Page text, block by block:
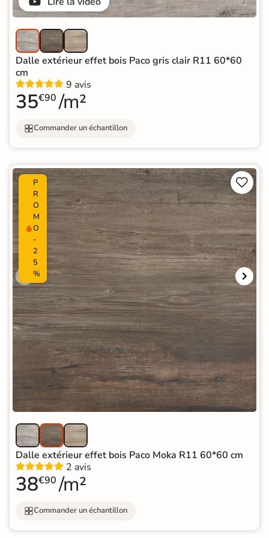
Dalle extérieur effet bois Paco gris clair R11 60*60
cm
9 avis
35€90 /m²
Commander un échantillon
P
R
O
M
O
-
2
5
%


Dalle extérieur effet bois Paco Moka R11 60*60 cm
2 avis
38€90 /m²
Commander un échantillon